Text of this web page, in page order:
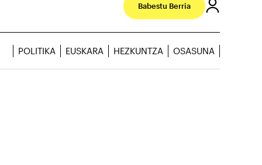
Babestu Berria
POLITIKA EUSKARA HEZKUNTZA OSASUNA